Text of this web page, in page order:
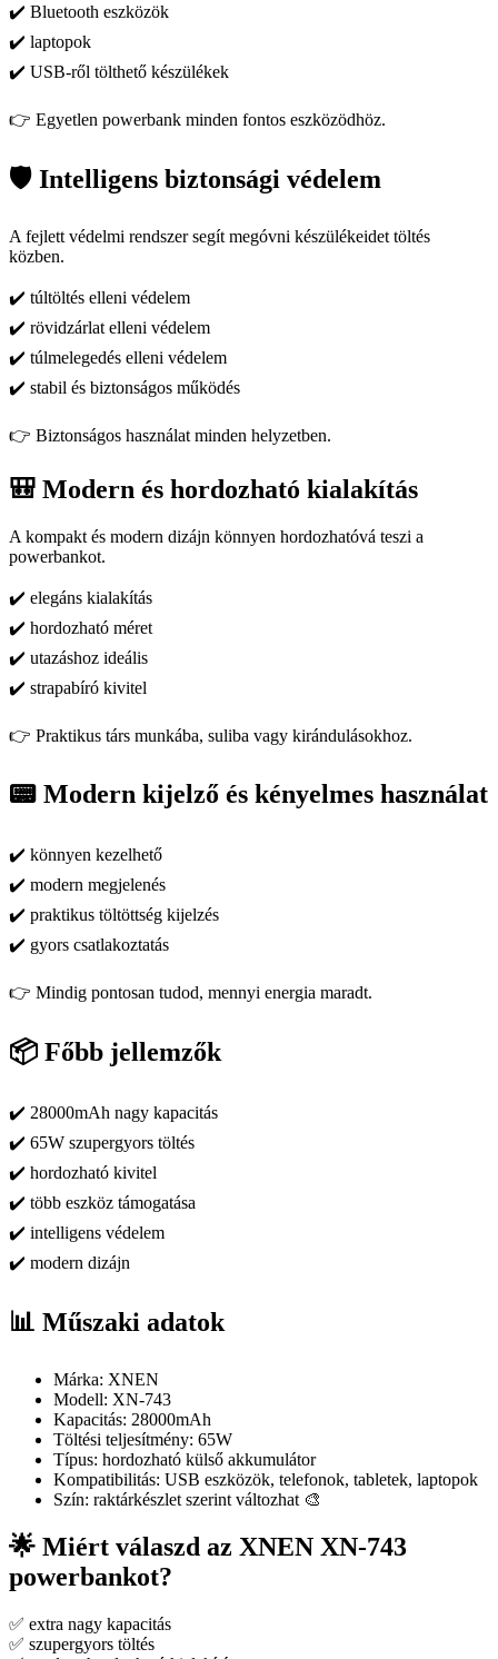
✔️ Bluetooth eszközök
✔️ laptopok
✔️ USB-ről tölthető készülékek
👉 Egyetlen powerbank minden fontos eszközödhöz.
🛡️ Intelligens biztonsági védelem
A fejlett védelmi rendszer segít megóvni készülékeidet töltés
közben.
✔️ túltöltés elleni védelem
✔️ rövidzárlat elleni védelem
✔️ túlmelegedés elleni védelem
✔️ stabil és biztonságos működés
👉 Biztonságos használat minden helyzetben.
🎒 Modern és hordozható kialakítás
A kompakt és modern dizájn könnyen hordozhatóvá teszi a
powerbankot.
✔️ elegáns kialakítás
✔️ hordozható méret
✔️ utazáshoz ideális
✔️ strapabíró kivitel
👉 Praktikus társ munkába, suliba vagy kirándulásokhoz.
📟 Modern kijelző és kényelmes használat
✔️ könnyen kezelhető
✔️ modern megjelenés
✔️ praktikus töltöttség kijelzés
✔️ gyors csatlakoztatás
👉 Mindig pontosan tudod, mennyi energia maradt.
📦 Főbb jellemzők
✔️ 28000mAh nagy kapacitás
✔️ 65W szupergyors töltés
✔️ hordozható kivitel
✔️ több eszköz támogatása
✔️ intelligens védelem
✔️ modern dizájn
📊 Műszaki adatok
Márka: XNEN
Modell: XN-743
Kapacitás: 28000mAh
Töltési teljesítmény: 65W
Típus: hordozható külső akkumulátor
Kompatibilitás: USB eszközök, telefonok, tabletek, laptopok
Szín: raktárkészlet szerint változhat 🎨
🌟 Miért válaszd az XNEN XN-743
powerbankot?
✅ extra nagy kapacitás
✅ szupergyors töltés